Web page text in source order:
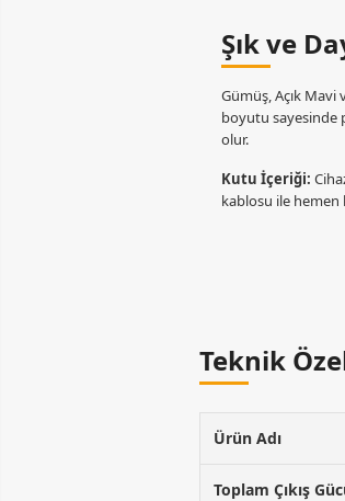
Şık ve
Gümüş, Açık Mavi
boyutu sayesinde
olur.
Kutu İçeriği:
kablosu ile hemen
Teknik
Ürün Adı
Toplam Çıkış